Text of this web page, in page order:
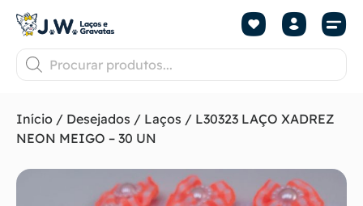
Início / Desejados / Laços / L30323 LAÇO XADREZ
NEON MEIGO – 30 UN